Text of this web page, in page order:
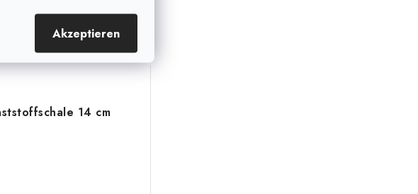
Akzeptieren
14 cm